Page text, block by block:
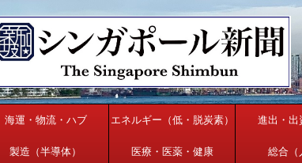
海運・物流・ハブ エネルギー（低・脱炭素） 進出・出
製造（半導体） 医療・医薬・健康 総合（